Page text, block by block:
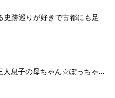
史跡巡りが好きで古都にも足
人息子の母ちゃん☆ぽっちゃ...